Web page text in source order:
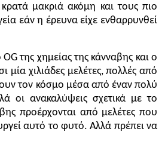
μακριά ακόμη και τους πιο
εάν η έρευνα είχε ενθαρρυνθεί
της χημείας της κάνναβης και ο
χιλιάδες μελέτες, πολλές από
τον κόσμο μέσα από έναν πολύ
οι ανακαλύψεις σχετικά με το
προέρχονται από μελέτες που
αυτό το φυτό. Αλλά πρέπει να